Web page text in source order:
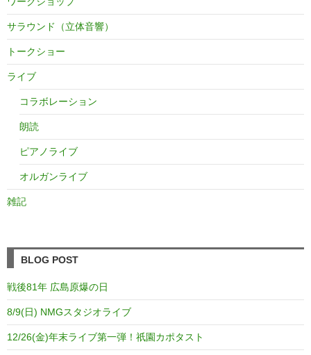
サラウンド（立体音響）
トークショー
ライブ
コラボレーション
朗読
ピアノライブ
オルガンライブ
雑記
BLOG POST
戦後81年 広島原爆の日
8/9(日) NMGスタジオライブ
12/26(金)年末ライブ第一弾！祇園カポタスト